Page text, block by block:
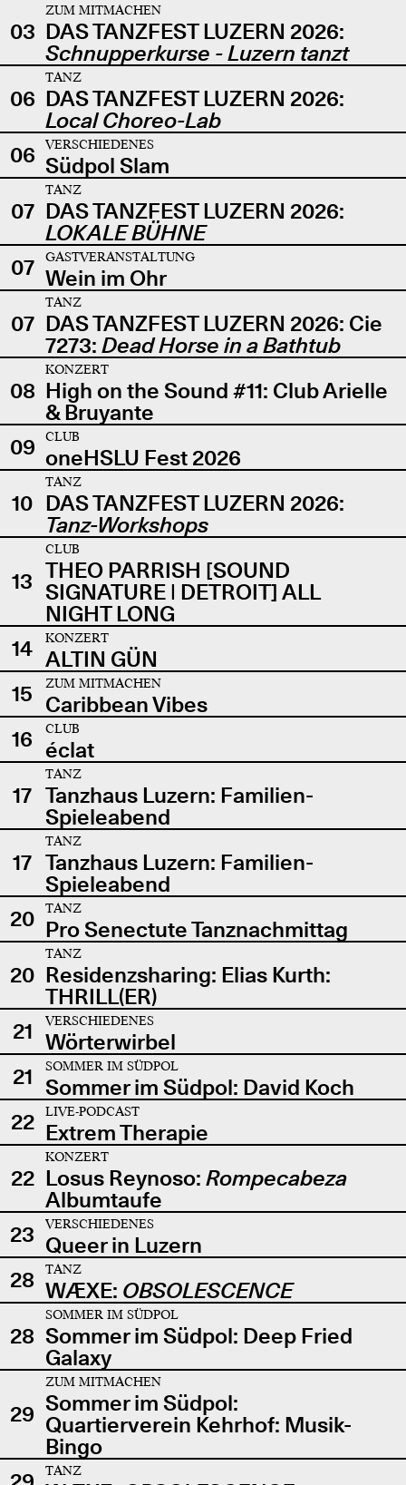
03
ZUM MITMACHEN
DAS TANZFEST LUZERN 2026:
Schnupperkurse - Luzern tanzt
06
TANZ
DAS TANZFEST LUZERN 2026:
Local Choreo-Lab
06
VERSCHIEDENES
Südpol Slam
07
TANZ
DAS TANZFEST LUZERN 2026:
LOKALE BÜHNE
07
GASTVERANSTALTUNG
Wein im Ohr
07
TANZ
DAS TANZFEST LUZERN 2026: Cie
7273: Dead Horse in a Bathtub
08
KONZERT
High on the Sound #11: Club Arielle
& Bruyante
09
CLUB
oneHSLU Fest 2026
10
TANZ
DAS TANZFEST LUZERN 2026:
Tanz-Workshops
13
CLUB
THEO PARRISH [SOUND
SIGNATURE | DETROIT] ALL
NIGHT LONG
14
KONZERT
ALTIN GÜN
15
ZUM MITMACHEN
Caribbean Vibes
16
CLUB
éclat
17
TANZ
Tanzhaus Luzern: Familien-
Spieleabend
17
TANZ
Tanzhaus Luzern: Familien-
Spieleabend
20
TANZ
Pro Senectute Tanznachmittag
20
TANZ
Residenzsharing: Elias Kurth:
THRILL(ER)
21
VERSCHIEDENES
Wörterwirbel
21
SOMMER IM SÜDPOL
Sommer im Südpol: David Koch
22
LIVE-PODCAST
Extrem Therapie
22
KONZERT
Losus Reynoso: Rompecabeza
Albumtaufe
23
VERSCHIEDENES
Queer in Luzern
28
TANZ
WÆXE: OBSOLESCENCE
28
SOMMER IM SÜDPOL
Sommer im Südpol: Deep Fried
Galaxy
29
ZUM MITMACHEN
Sommer im Südpol:
Quartierverein Kehrhof: Musik-
Bingo
TANZ